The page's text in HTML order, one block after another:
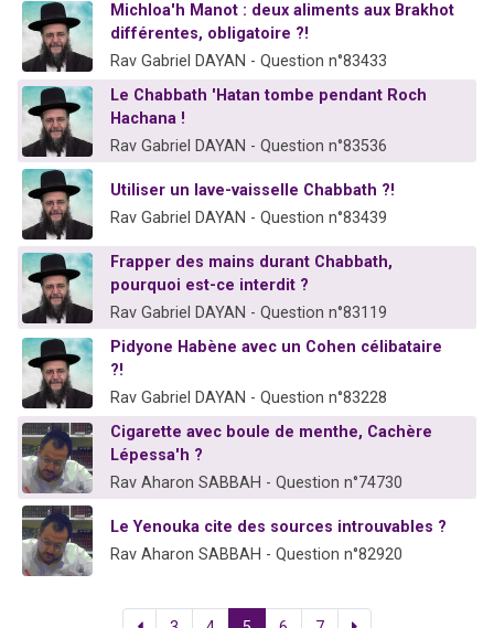
Michloa'h Manot : deux aliments aux Brakhot
différentes, obligatoire ?!
Rav Gabriel DAYAN - Question n°83433
Le Chabbath 'Hatan tombe pendant Roch
Hachana !
Rav Gabriel DAYAN - Question n°83536
Utiliser un lave-vaisselle Chabbath ?!
Rav Gabriel DAYAN - Question n°83439
Frapper des mains durant Chabbath,
pourquoi est-ce interdit ?
Rav Gabriel DAYAN - Question n°83119
Pidyone Habène avec un Cohen célibataire
?!
Rav Gabriel DAYAN - Question n°83228
Cigarette avec boule de menthe, Cachère
Lépessa'h ?
Rav Aharon SABBAH - Question n°74730
Le Yenouka cite des sources introuvables ?
Rav Aharon SABBAH - Question n°82920